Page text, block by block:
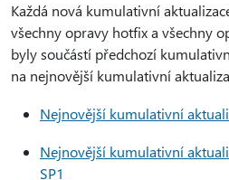
Každá nová kumulativní
všechny opravy hotfix a všechny
byly součástí předchozí
na nejnovější kumulativní
Nejnovější kumulativní
Nejnovější kumulativní
SP1